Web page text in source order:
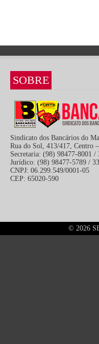
SOBRE
Sindicato dos Bancários do
Rua do Sol, 413/417, Centro
Secretaria: (98) 98477-8001 /
Jurídico: (98) 98477-5789 /
CNPJ: 06.299.549/0001-05
CEP: 65020-590
© 2026